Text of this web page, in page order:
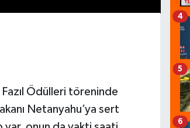
Ödülleri töreninde
Netanyahu’ya sert
4
5
6